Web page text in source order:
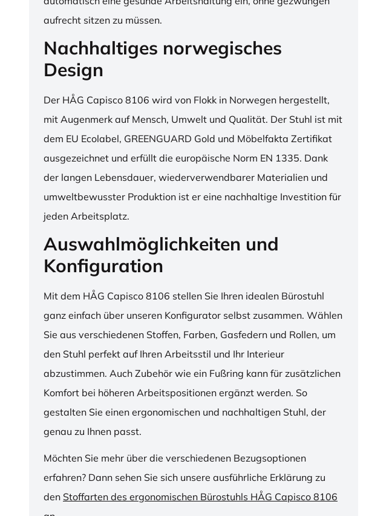
aufrecht sitzen zu müssen.
Nachhaltiges norwegisches
Design
Der HÅG Capisco 8106 wird von Flokk in Norwegen hergestellt,
mit Augenmerk auf Mensch, Umwelt und Qualität. Der Stuhl ist mit
dem EU Ecolabel, GREENGUARD Gold und Möbelfakta Zertifikat
ausgezeichnet und erfüllt die europäische Norm EN 1335. Dank
der langen Lebensdauer, wiederverwendbarer Materialien und
umweltbewusster Produktion ist er eine nachhaltige Investition für
jeden Arbeitsplatz.
Auswahlmöglichkeiten und
Konfiguration
Mit dem HÅG Capisco 8106 stellen Sie Ihren idealen Bürostuhl
ganz einfach über unseren Konfigurator selbst zusammen. Wählen
Sie aus verschiedenen Stoffen, Farben, Gasfedern und Rollen, um
den Stuhl perfekt auf Ihren Arbeitsstil und Ihr Interieur
abzustimmen. Auch Zubehör wie ein Fußring kann für zusätzlichen
Komfort bei höheren Arbeitspositionen ergänzt werden. So
gestalten Sie einen ergonomischen und nachhaltigen Stuhl, der
genau zu Ihnen passt.
Möchten Sie mehr über die verschiedenen Bezugsoptionen
erfahren? Dann sehen Sie sich unsere ausführliche Erklärung zu
den Stoffarten des ergonomischen Bürostuhls HÅG Capisco 8106